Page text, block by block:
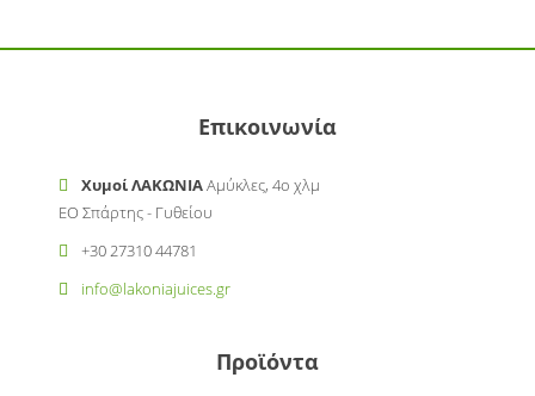
Επικοινωνία
Χυμοί ΛΑΚΩΝΙΑΑμύκλες, 4ο χλμ
ΕΟ Σπάρτης - Γυθείου
+30 27310 44781
info@lakoniajuices.gr
Προϊόντα